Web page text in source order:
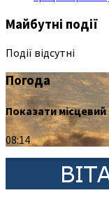
Майбутні події
Події відсутні
Погода
Показати місцевий
08:14